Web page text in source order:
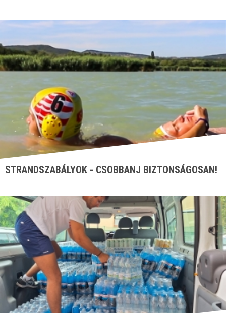
STRANDSZABÁLYOK - CSOBBANJ BIZTONSÁGOSAN!